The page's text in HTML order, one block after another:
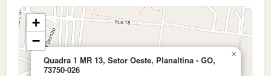
Quadra 1 MR 13, Setor Oeste, Planaltina - GO,
73750-026
×
+
−